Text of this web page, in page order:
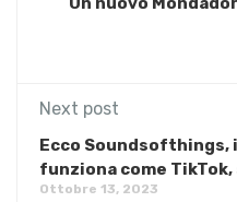
Next post
Ecco Soundsofthings,
funziona come TikTok,
Ottobre 13, 2023